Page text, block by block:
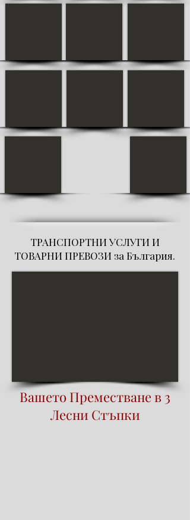
ТРАНСПОРТНИ УСЛУГИ И
ТОВАРНИ ПРЕВОЗИ за България.
Вашето Преместване в 3
Лесни Стъпки